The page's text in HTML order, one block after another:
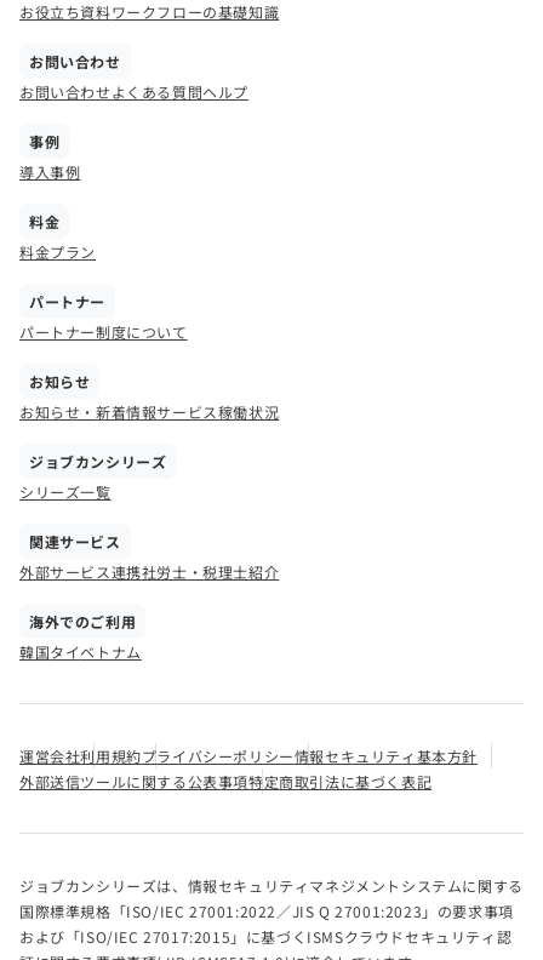
お役立ち資料ワークフローの基礎知識
お問い合わせ
お問い合わせよくある質問ヘルプ
事例
導入事例
料金
料金プラン
パートナー
パートナー制度について
お知らせ
お知らせ・新着情報サービス稼働状況
ジョブカンシリーズ
シリーズ一覧
関連サービス
外部サービス連携社労士・税理士紹介
海外でのご利用
韓国タイベトナム
運営会社利用規約プライバシーポリシー情報セキュリティ基本方針
外部送信ツールに関する公表事項特定商取引法に基づく表記
ジョブカンシリーズは、情報セキュリティマネジメントシステムに関する
国際標準規格「ISO/IEC 27001:2022／JIS Q 27001:2023」の要求事項
および「ISO/IEC 27017:2015」に基づくISMSクラウドセキュリティ認